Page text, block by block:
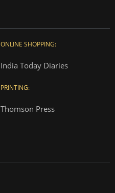
ONLINE SHOPPING:
India Today Diaries
PRINTING:
Thomson Press